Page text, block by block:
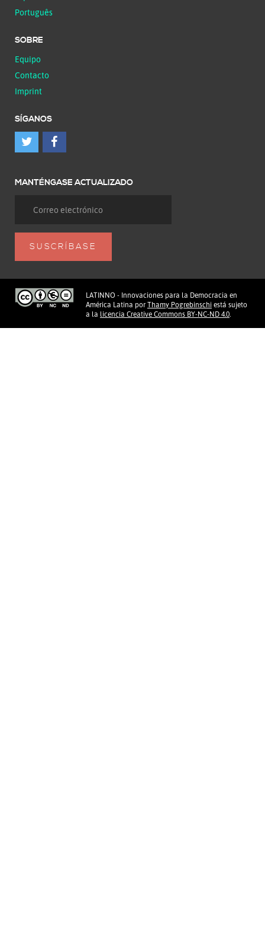
Português
SOBRE
Equipo
Contacto
Imprint
SÍGANOS
MANTÉNGASE ACTUALIZADO
LATINNO - Innovaciones para la Democracia en
América Latina por Thamy Pogrebinschi está sujeto
a la licencia Creative Commons BY-NC-ND 4.0.